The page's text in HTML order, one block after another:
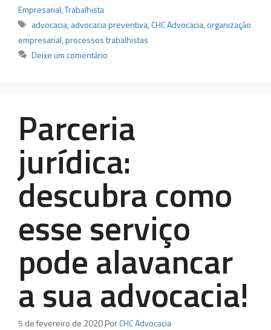
Empresarial,Trabalhista
Tags
advocacia, advocacia preventiva,CHC Advocacia,organização
empresarial,processos trabalhistas
Deixe um comentário
Parceria
jurídica:
descubra como
esse serviço
pode alavancar
a sua advocacia!
5 de fevereiro de 2020PorCHC Advocacia